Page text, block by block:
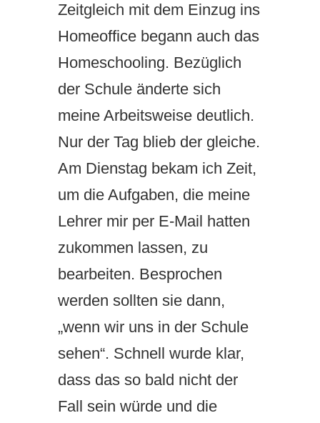
Zeitgleich mit dem Einzug ins
Homeoffice begann auch das
Homeschooling. Bezüglich
der Schule änderte sich
meine Arbeitsweise deutlich.
Nur der Tag blieb der gleiche.
Am Dienstag bekam ich Zeit,
um die Aufgaben, die meine
Lehrer mir per E-Mail hatten
zukommen lassen, zu
bearbeiten. Besprochen
werden sollten sie dann,
„wenn wir uns in der Schule
sehen“. Schnell wurde klar,
dass das so bald nicht der
Fall sein würde und die